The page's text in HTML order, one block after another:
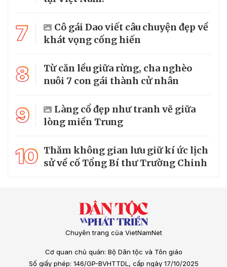
7
Cô gái Dao viết câu chuyện đẹp về
khát vọng cống hiến
8
Từ căn lều giữa rừng, cha nghèo
nuôi 7 con gái thành cử nhân
9
Làng cổ đẹp như tranh vẽ giữa
lòng miền Trung
10 Thăm không gian lưu giữ kí ức lịch
sử về cố Tổng Bí thư Trường Chinh
Chuyên trang của VietNamNet
Cơ quan chủ quản: Bộ Dân tộc và Tôn giáo
Số giấy phép: 146/GP-BVHTTDL, cấp ngày 17/10/2025